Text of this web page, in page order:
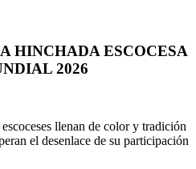
HINCHADA ESCOCESA
2026
llenan de color y tradición
el desenlace de su participación